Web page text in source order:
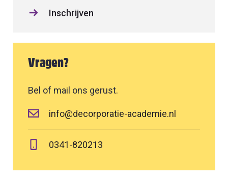
Inschrijven
Vragen?
Bel of mail ons gerust.
info@decorporatie-academie.nl
0341-820213